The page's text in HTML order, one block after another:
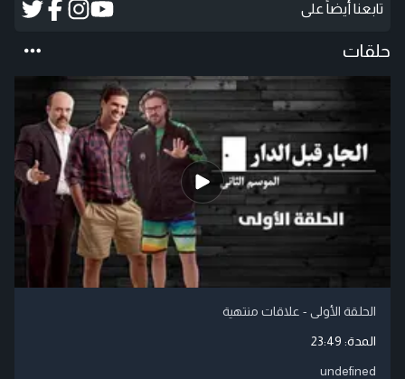
تابعنا أيضاً على
حلقات
الحلقة الأولى - علاقات منتهية
المدة: 23:49
undefined